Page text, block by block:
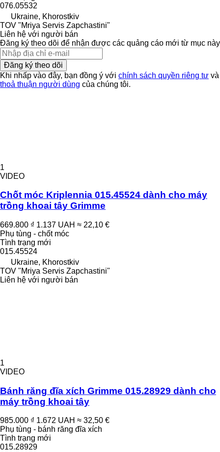
076.05532
Ukraine, Khorostkiv
TOV "Mriya Servis Zapchastini"
Liên hệ với người bán
Đăng ký theo dõi để nhận được các quảng cáo mới từ mục này
Đăng ký theo dõi
Khi nhấp vào đây, bạn đồng ý với chính sách quyền riêng tư và
thoả thuận người dùng của chúng tôi.
1
VIDEO
Chốt móc Kriplennia 015.45524 dành cho máy
trồng khoai tây Grimme
669.800 ₫ 1.137 UAH ≈ 22,10 €
Phụ tùng - chốt móc
Tình trạng mới
015.45524
Ukraine, Khorostkiv
TOV "Mriya Servis Zapchastini"
Liên hệ với người bán
1
VIDEO
Bánh răng đĩa xích Grimme 015.28929 dành cho
máy trồng khoai tây
985.000 ₫ 1.672 UAH ≈ 32,50 €
Phụ tùng - bánh răng đĩa xích
Tình trạng mới
015.28929